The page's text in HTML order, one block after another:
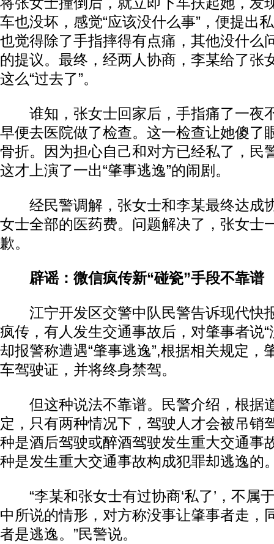
车也没坏，感觉“应该没什么事”，便提出
也觉得除了手指摔得有点痛，其他没什么
的提议。最终，经两人协商，李某给了张
这么“过去了”。
谁知，张女士回家后，手指痛了一夜
早便去医院做了检查。这一检查让她傻了
骨折。因为担心自己和对方已经私了，民
这才上演了一出“肇事逃逸”的闹剧。
经民警调解，张女士和李某最终达成
女士全部的医药费。问题解决了，张女士
歉。
辟谣：微信疯传新“碰瓷”手段不靠谱
江宁开发区交警中队民警告诉现代快
疯传，有人发生交通事故后，对肇事者说“
却报警称遭遇“肇事逃逸”,根据相关规定，
车驾驶证，并将终身禁驾。
但这种说法不靠谱。民警介绍，根据
定，只有两种情况下，驾驶人才会被吊销
种是酒后驾驶或醉酒驾驶发生重大交通事
种是发生重大交通事故构成犯罪却逃逸的
“李某和张女士有过协商‘私了’，不属
中所说的情形，对方称没事让肇事者走，
者是逃逸。”民警说。